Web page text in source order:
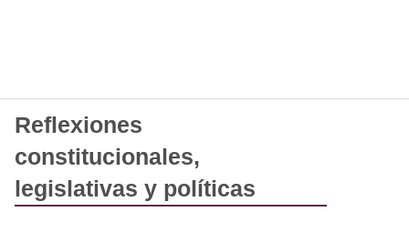
Reflexiones
constitucionales,
legislativas y políticas